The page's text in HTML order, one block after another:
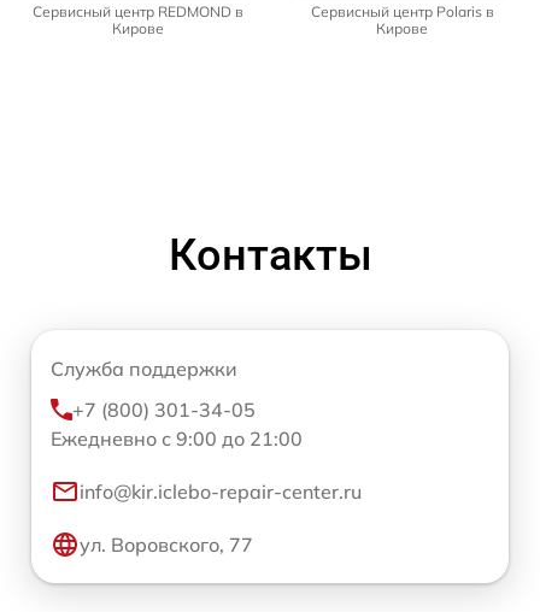
Сервисный центр REDMOND в
Кирове
Сервисный центр Polaris в
Кирове
Контакты
Служба поддержки
+7 (800) 301-34-05
Ежедневно с 9:00 до 21:00
info@kir.iclebo-repair-center.ru
ул. Воровского, 77